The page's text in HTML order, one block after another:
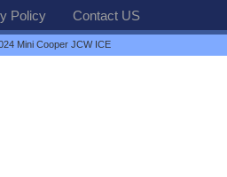
Policy Contact US
Mini Cooper JCW ICE